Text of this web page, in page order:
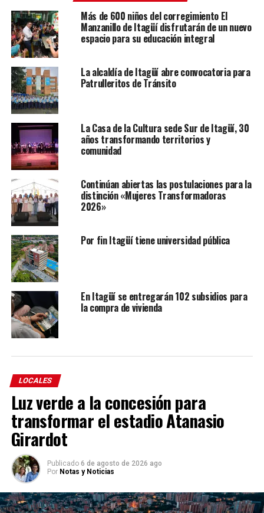
Más de 600 niños del corregimiento El
Manzanillo de Itagüí disfrutarán de un nuevo
espacio para su educación integral
La alcaldía de Itagüí abre convocatoria para
Patrulleritos de Tránsito
La Casa de la Cultura sede Sur de Itagüí, 30
años transformando territorios y
comunidad
Continúan abiertas las postulaciones para la
distinción «Mujeres Transformadoras
2026»
Por fin Itagüí tiene universidad pública
En Itagüí se entregarán 102 subsidios para
la compra de vivienda
LOCALES
Luz verde a la concesión para
transformar el estadio Atanasio
Girardot
Publicado 6 de agosto de 2026 ago
Por Notas y Noticias